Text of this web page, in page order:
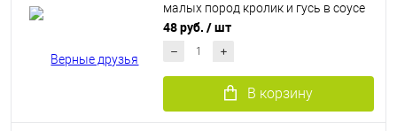
малых пород кролик и гусь в соусе
(100 г)
48 руб. / шт
В корзину